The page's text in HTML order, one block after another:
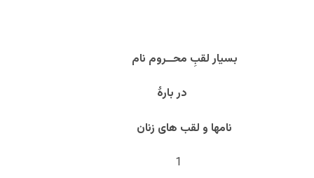
بسیار لقبِ محــروم نام
در بارۀ
نامها و لقب های زنان